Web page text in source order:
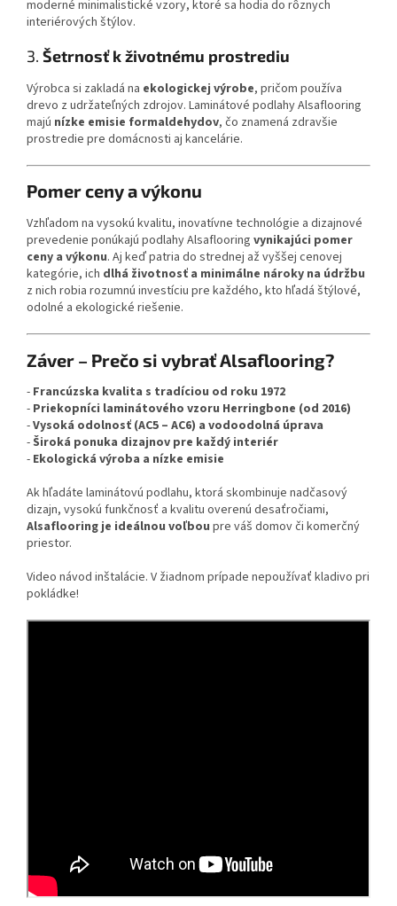
moderné minimalistické vzory, ktoré sa hodia do rôznych
interiérových štýlov.
3. Šetrnosť k životnému prostrediu
Výrobca si zakladá na ekologickej výrobe, pričom používa
drevo z udržateľných zdrojov. Laminátové podlahy Alsaflooring
majú nízke emisie formaldehydov, čo znamená zdravšie
prostredie pre domácnosti aj kancelárie.
Pomer ceny a výkonu
Vzhľadom na vysokú kvalitu, inovatívne technológie a dizajnové
prevedenie ponúkajú podlahy Alsaflooring vynikajúci pomer
ceny a výkonu. Aj keď patria do strednej až vyššej cenovej
kategórie, ich dlhá životnosť a minimálne nároky na údržbu
z nich robia rozumnú investíciu pre každého, kto hľadá štýlové,
odolné a ekologické riešenie.
Záver – Prečo si vybrať Alsaflooring?
- Francúzska kvalita s tradíciou od roku 1972
- Priekopníci laminátového vzoru Herringbone (od 2016)
-Vysoká odolnosť (AC5 – AC6) a vodoodolná úprava
-Široká ponuka dizajnov pre každý interiér
- Ekologická výroba a nízke emisie
Ak hľadáte laminátovú podlahu, ktorá skombinuje nadčasový
dizajn, vysokú funkčnosť a kvalitu overenú desaťročiami,
Alsaflooring je ideálnou voľbou pre váš domov či komerčný
priestor.
Video návod inštalácie. V žiadnom prípade nepoužívať kladivo pri
pokládke!